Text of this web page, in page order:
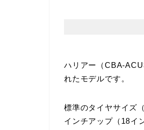
ハリアー（CBA-
れたモデルです。
標準のタイヤサイズ（
インチアップ（18イ